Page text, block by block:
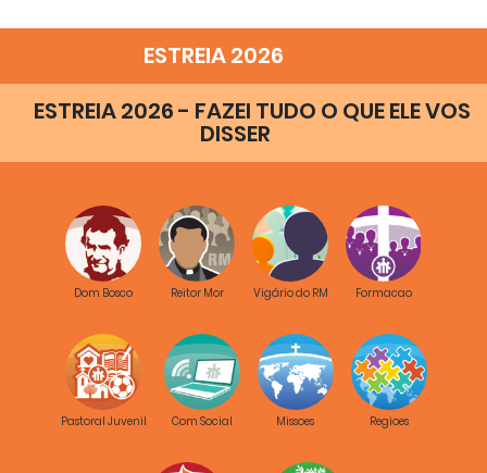
ESTREIA 2026
ESTREIA 2026 - FAZEI TUDO O QUE ELE VOS
DISSER
Dom Bosco Reitor Mor Vigário do RM Formacao
Pastoral Juvenil Com Social Missoes Regioes